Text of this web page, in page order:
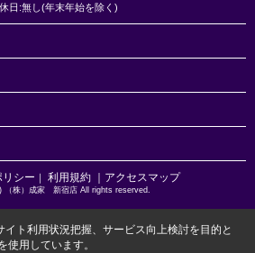
日:無し(年末年始を除く)
シー ｜ 利用規約 ｜アクセスマップ
（株）成家 新宿店 All rights reserved.
ト利用状況把握、サービス向上検討を目的と
使用しています。